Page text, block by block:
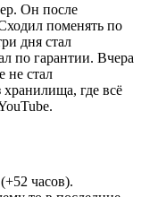
Он после
поменять по
дня стал
по гарантии. Вчера
не стал
где всё
часов).